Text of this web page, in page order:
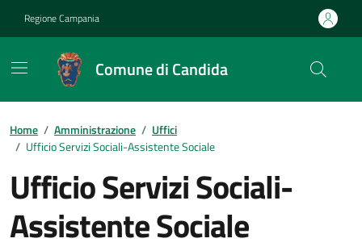
Regione Campania
Comune di Candida
Home / Amministrazione / Uffici
/ Ufficio Servizi Sociali-Assistente Sociale
Ufficio Servizi Sociali-
Assistente Sociale